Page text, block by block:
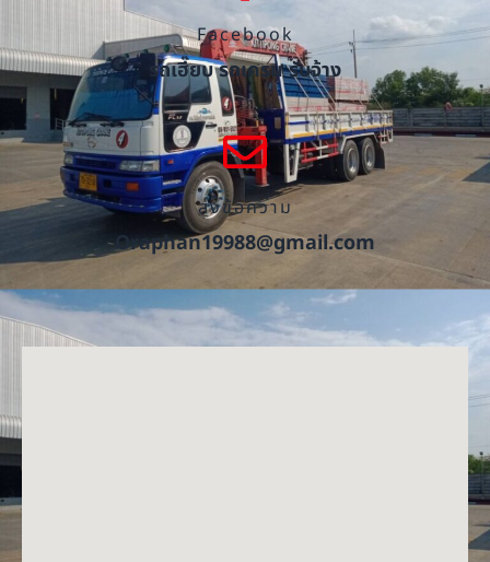
Facebook
รถเฮี๊ยบ รถเครน รับจ้าง
ส่งข้อความ
Oraphan19988@gmail.com